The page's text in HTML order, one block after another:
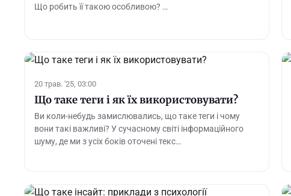
Що робить її такою особливою? …
20 трав. '25, 03:00
Що таке теги і як їх використовувати?
Ви коли-небудь замислювались, що таке теги і чому
вони такі важливі? У сучасному світі інформаційного
шуму, де ми з усіх боків оточені текс…